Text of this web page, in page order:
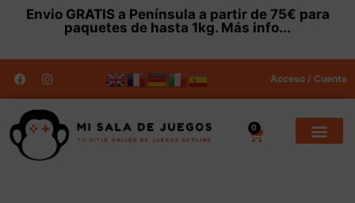
Envio GRATISa Península a partir de 75€ para
paquetes de hasta 1kg. Más info...
Acceso / Cuenta
0